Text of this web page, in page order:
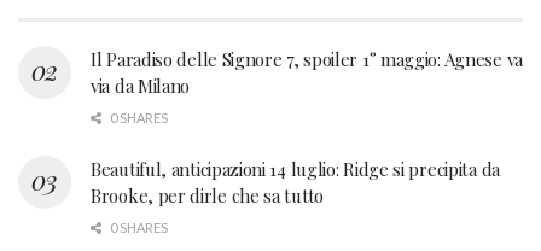
Il Paradiso delle Signore 7, spoiler 1° maggio: Agnese va
via da Milano
0 SHARES
Beautiful, anticipazioni 14 luglio: Ridge si precipita da
Brooke, per dirle che sa tutto
0 SHARES